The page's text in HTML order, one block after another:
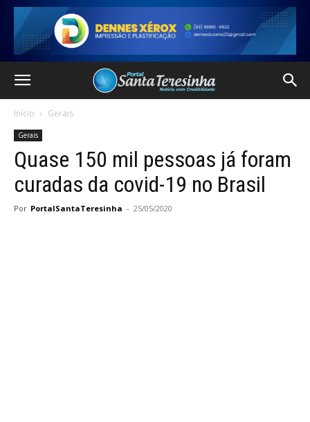
Início Gerais
Gerais
Quase 150 mil pessoas já foram
curadas da covid-19 no Brasil
Por PortalSantaTeresinha - 25/05/2020